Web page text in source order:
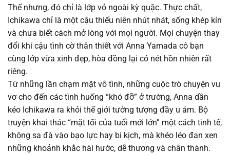
Chapter 170 09/08/2025
Chapter 169 09/08/2025
Chapter 168 09/08/2025
Chapter 167 09/08/2025
Chapter 166 09/08/2025
Chapter 165 09/08/2025
Thế nhưng, đó chỉ là lớp vỏ ngoài kỳ quặc. Thực chất,
Ichikawa chỉ là một cậu thiếu niên nhút nhát, sống khép kín
và chưa biết cách mở lòng với mọi người. Mọi chuyện thay
đổi khi cậu tình cờ thân thiết với Anna Yamada cô bạn
cùng lớp vừa xinh đẹp, hòa đồng lại có nét hồn nhiên rất
riêng.
Từ những lần chạm mặt vô tình, những cuộc trò chuyện vu
vơ cho đến các tình huống “khó đỡ” ở trường, Anna dần
kéo Ichikawa ra khỏi thế giới tưởng tượng đầy u ám. Bộ
truyện khai thác “mặt tối của tuổi mới lớn” một cách tinh tế,
không sa đà vào bạo lực hay bi kịch, mà khéo léo đan xen
những khoảnh khắc hài hước, dễ thương và chân thành.